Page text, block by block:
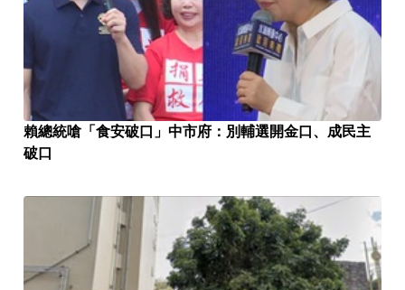
賴總統嗆「食安破口」中市府：別輔選開金口、成民主
破口